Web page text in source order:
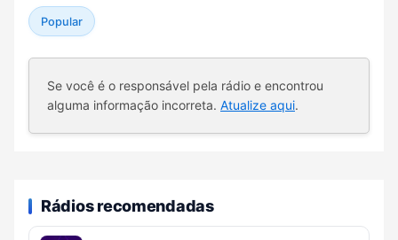
Popular
Se você é o responsável pela rádio e encontrou
alguma informação incorreta. Atualize aqui.
Rádios recomendadas